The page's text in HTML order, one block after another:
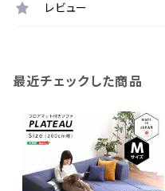
レビュー
最近チェックした商品